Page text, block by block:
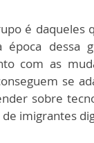
é daqueles
época dessa
com as
se
sobre
de imigrantes